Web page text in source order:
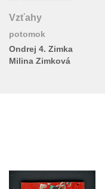
Vzťahy
potomok
Ondrej 4. Zimka
Milina Zimková